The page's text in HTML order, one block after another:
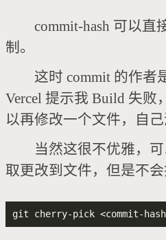
commit-hash 可以直
制。
这时 commit 的作者是
Vercel 提示我 Build 失败
以再修改一个文件，自己
当然这很不优雅，可
取更改到文件，但是不会